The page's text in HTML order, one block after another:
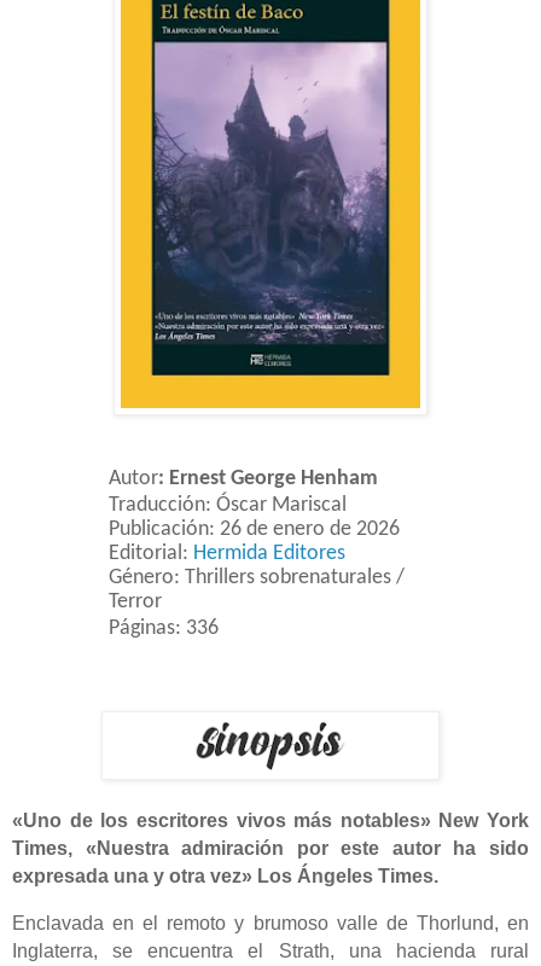
Autor: Ernest George Henham
Traducción: Óscar Mariscal
Publicación: 26 de enero de 2026
Editorial: Hermida Editores
Género: Thrillers sobrenaturales /
Terror
Páginas: 336
«Uno de los escritores vivos más notables» New York
Times, «Nuestra admiración por este autor ha sido
expresada una y otra vez» Los Ángeles Times.
Enclavada en el remoto y brumoso valle de Thorlund, en
Inglaterra, se encuentra el Strath, una hacienda rural